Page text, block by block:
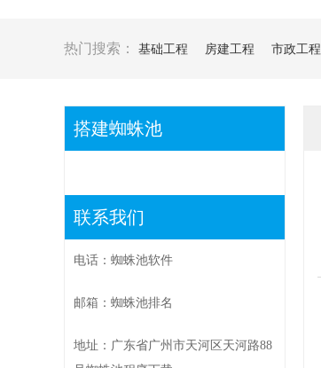
热门搜索： 基础工程 房建工程 市政工程
搭建蜘蛛池
联系我们
电话：蜘蛛池软件
邮箱：蜘蛛池排名
地址：广东省广州市天河区天河路88